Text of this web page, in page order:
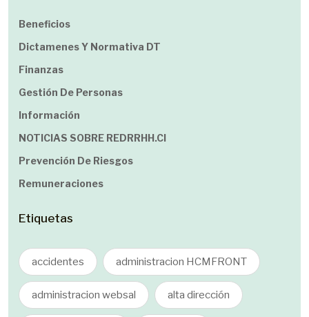
Beneficios
Dictamenes Y Normativa DT
Finanzas
Gestión De Personas
Información
NOTICIAS SOBRE REDRRHH.cl
Prevención De Riesgos
Remuneraciones
Etiquetas
accidentes administracion HCMFRONT
administracion websal alta dirección